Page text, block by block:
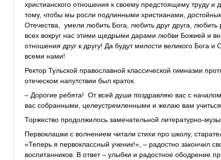
христианского отношения к своему предстоящему труду и
тому, чтобы мы росли подлинными христианами,
Отечества, умели любить Бога, любить друг друга, любить
всех вокруг нас этими щедрыми дарами любви Божией и
отношения друг к другу! Да будут милости великого Бога
всеми нами!
Ректор Тульской православной классической гимназии
отеческом напутствии был краток.
– Дорогие ребята! От всей души поздравляю вас с началом
вас собранными, целеустремленными и желаю вам
Торжество продолжилось замечательной литературно-
Первоклашки с волнением читали стихи про школу,
«Теперь я первоклассный ученик!», – радостно закончил
воспитанников. В ответ – улыбки и радостное ободрение